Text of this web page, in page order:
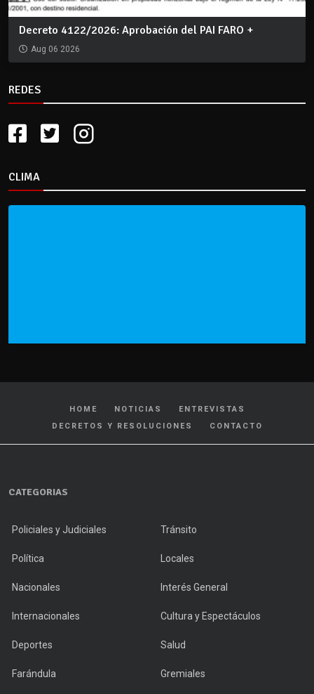
Decreto 4122/2026: Aprobación del PAI FARO +
Aug 06 2026
REDES
CLIMA
HOME NOTICIAS
ENTREVISTAS
DECRETOS Y RESOLUCIONES
CONTACTO
CATEGORIAS
Policiales y Judiciales Tránsito
Política Locales
Nacionales Interés General
Internacionales Cultura y Espectáculos
Deportes Salud
Farándula Gremiales